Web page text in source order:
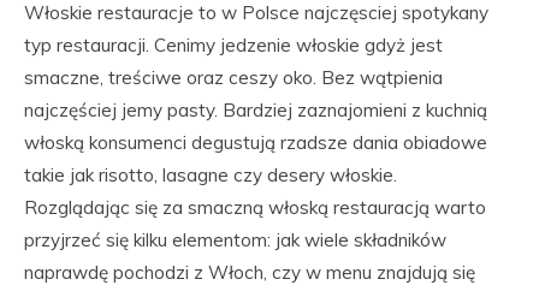
Włoskie restauracje to w Polsce najczęsciej spotykany
typ restauracji. Cenimy jedzenie włoskie gdyż jest
smaczne, treściwe oraz ceszy oko. Bez wątpienia
najczęściej jemy pasty. Bardziej zaznajomieni z kuchnią
włoską konsumenci degustują rzadsze dania obiadowe
takie jak risotto, lasagne czy desery włoskie.
Rozglądając się za smaczną włoską restauracją warto
przyjrzeć się kilku elementom: jak wiele składników
naprawdę pochodzi z Włoch, czy w menu znajdują się